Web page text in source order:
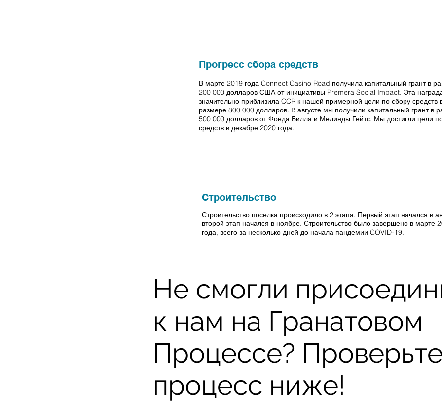
Прогресс сбора средств
В марте 2019 года Connect Casino Road получила капитальный грант в
200 000 долларов США от инициативы Premera Social Impact. Эта
значительно приблизила CCR к нашей примерной цели по сбору средств
размере 800 000 долларов. В августе мы получили капитальный грант в
500 000 долларов от Фонда Билла и Мелинды Гейтс. Мы достигли цели
средств в декабре 2020 года.
Строительство
Строительство поселка происходило в 2 этапа. Первый этап начался в
второй этап начался в ноябре. Строительство было завершено в марте
года, всего за несколько дней до начала пандемии COVID-19.
Не смогли
к нам на Гранатовом
Процессе? Проверьте
процесс ниже!